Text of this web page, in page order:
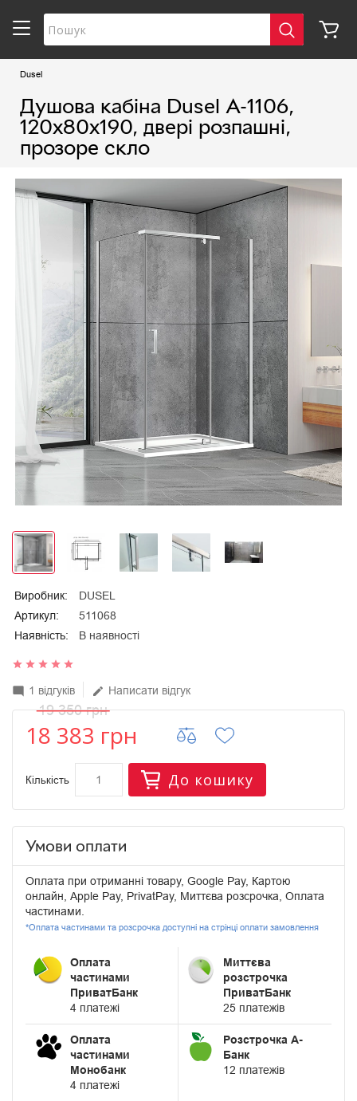
Dusel
Душова кабіна Dusel А-1106,
120х80х190, двері розпашні,
прозоре скло
Виробник:
DUSEL
Артикул:
511068
Наявність:
В наявності
star star star star star
mode_comment 1 відгуків edit Написати відгук
19 350 грн
18 383 грн
Кількість До кошику
Умови оплати
Оплата при отриманні товару, Google Pay, Картою
онлайн, Apple Pay, PrivatPay, Миттєва розсрочка, Оплата
частинами.
*Оплата частинами та розсрочка доступні на стрінці оплати замовлення
Оплата
частинами
ПриватБанк
4 платежі
Миттєва
розстрочка
ПриватБанк
25 платежів
Оплата
частинами
Монобанк
4 платежі
Розстрочка А-
Банк
12 платежів